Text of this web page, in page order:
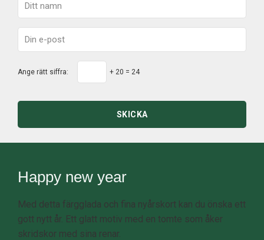
Ange rätt siffra: + 20 = 24
SKICKA
Happy new year
Med detta färgglada och fina nyårskort kan du önska ett
gott nytt år. Ett glatt motiv med en tomte som åker
skridskor med sina renar.